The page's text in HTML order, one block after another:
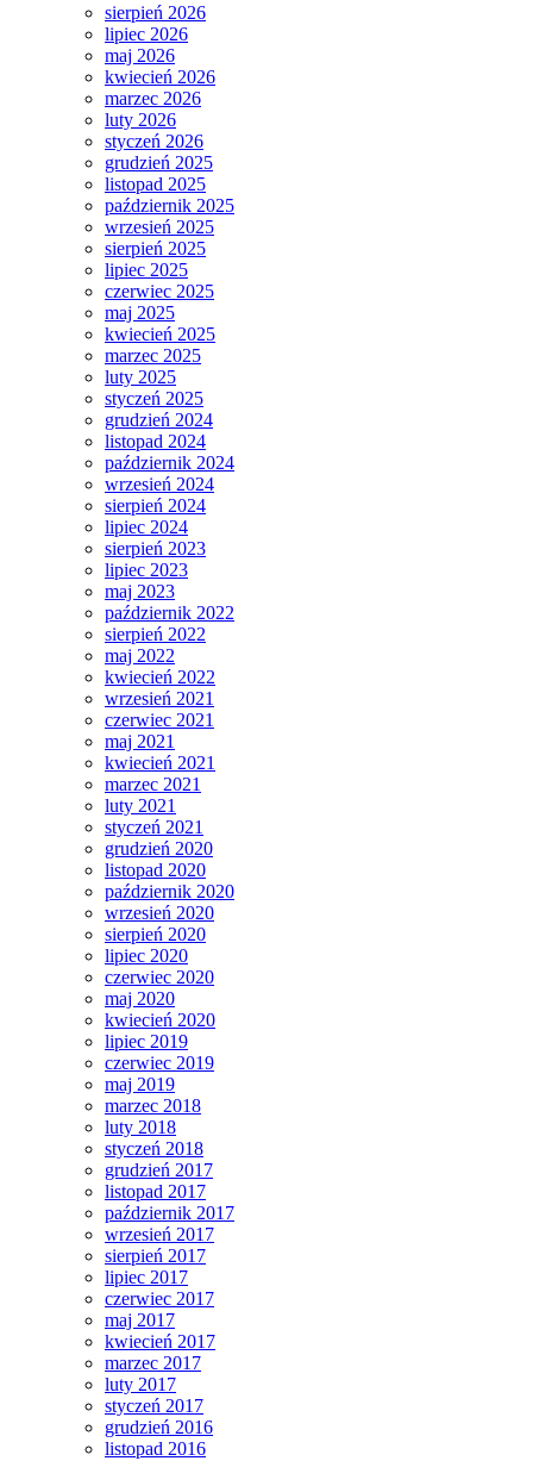
sierpień 2026
lipiec 2026
maj 2026
kwiecień 2026
marzec 2026
luty 2026
styczeń 2026
grudzień 2025
listopad 2025
październik 2025
wrzesień 2025
sierpień 2025
lipiec 2025
czerwiec 2025
maj 2025
kwiecień 2025
marzec 2025
luty 2025
styczeń 2025
grudzień 2024
listopad 2024
październik 2024
wrzesień 2024
sierpień 2024
lipiec 2024
sierpień 2023
lipiec 2023
maj 2023
październik 2022
sierpień 2022
maj 2022
kwiecień 2022
wrzesień 2021
czerwiec 2021
maj 2021
kwiecień 2021
marzec 2021
luty 2021
styczeń 2021
grudzień 2020
listopad 2020
październik 2020
wrzesień 2020
sierpień 2020
lipiec 2020
czerwiec 2020
maj 2020
kwiecień 2020
lipiec 2019
czerwiec 2019
maj 2019
marzec 2018
luty 2018
styczeń 2018
grudzień 2017
listopad 2017
październik 2017
wrzesień 2017
sierpień 2017
lipiec 2017
czerwiec 2017
maj 2017
kwiecień 2017
marzec 2017
luty 2017
styczeń 2017
grudzień 2016
listopad 2016